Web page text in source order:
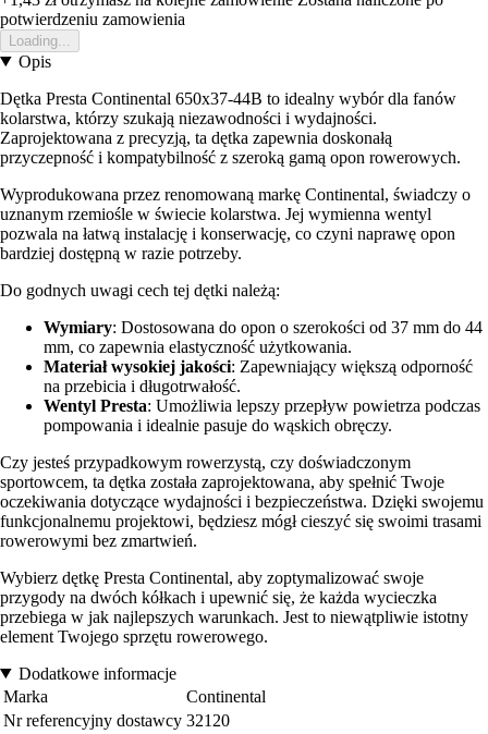
potwierdzeniu zamowienia
Loading...
Opis
Dętka Presta Continental 650x37-44B to idealny wybór dla fanów
kolarstwa, którzy szukają niezawodności i wydajności.
Zaprojektowana z precyzją, ta dętka zapewnia doskonałą
przyczepność i kompatybilność z szeroką gamą opon rowerowych.
Wyprodukowana przez renomowaną markę Continental, świadczy o
uznanym rzemiośle w świecie kolarstwa. Jej wymienna wentyl
pozwala na łatwą instalację i konserwację, co czyni naprawę opon
bardziej dostępną w razie potrzeby.
Do godnych uwagi cech tej dętki należą:
Wymiary: Dostosowana do opon o szerokości od 37 mm do 44
mm, co zapewnia elastyczność użytkowania.
Materiał wysokiej jakości: Zapewniający większą odporność
na przebicia i długotrwałość.
Wentyl Presta: Umożliwia lepszy przepływ powietrza podczas
pompowania i idealnie pasuje do wąskich obręczy.
Czy jesteś przypadkowym rowerzystą, czy doświadczonym
sportowcem, ta dętka została zaprojektowana, aby spełnić Twoje
oczekiwania dotyczące wydajności i bezpieczeństwa. Dzięki swojemu
funkcjonalnemu projektowi, będziesz mógł cieszyć się swoimi trasami
rowerowymi bez zmartwień.
Wybierz dętkę Presta Continental, aby zoptymalizować swoje
przygody na dwóch kółkach i upewnić się, że każda wycieczka
przebiega w jak najlepszych warunkach. Jest to niewątpliwie istotny
element Twojego sprzętu rowerowego.
Dodatkowe informacje
Marka
Continental
Nr referencyjny dostawcy 32120